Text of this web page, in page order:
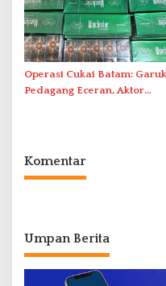
Operasi Cukai Batam: Garuk
Pedagang Eceran, Aktor
Komentar
Umpan Berita